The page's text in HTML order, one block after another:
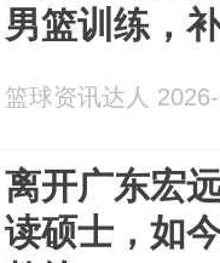
男篮训练，
篮球资讯达人
离开广东宏
读硕士，如